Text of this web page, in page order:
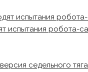
испытания робота-